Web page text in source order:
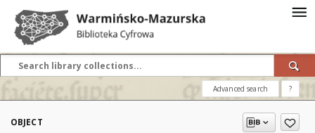
Advanced search ?
OBJECT